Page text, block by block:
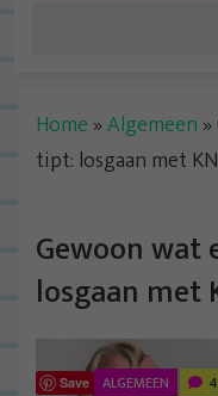
Home »Algemeen »
tipt: losgaan met
Gewoon
losgaan met
Save ALGEMEEN 4